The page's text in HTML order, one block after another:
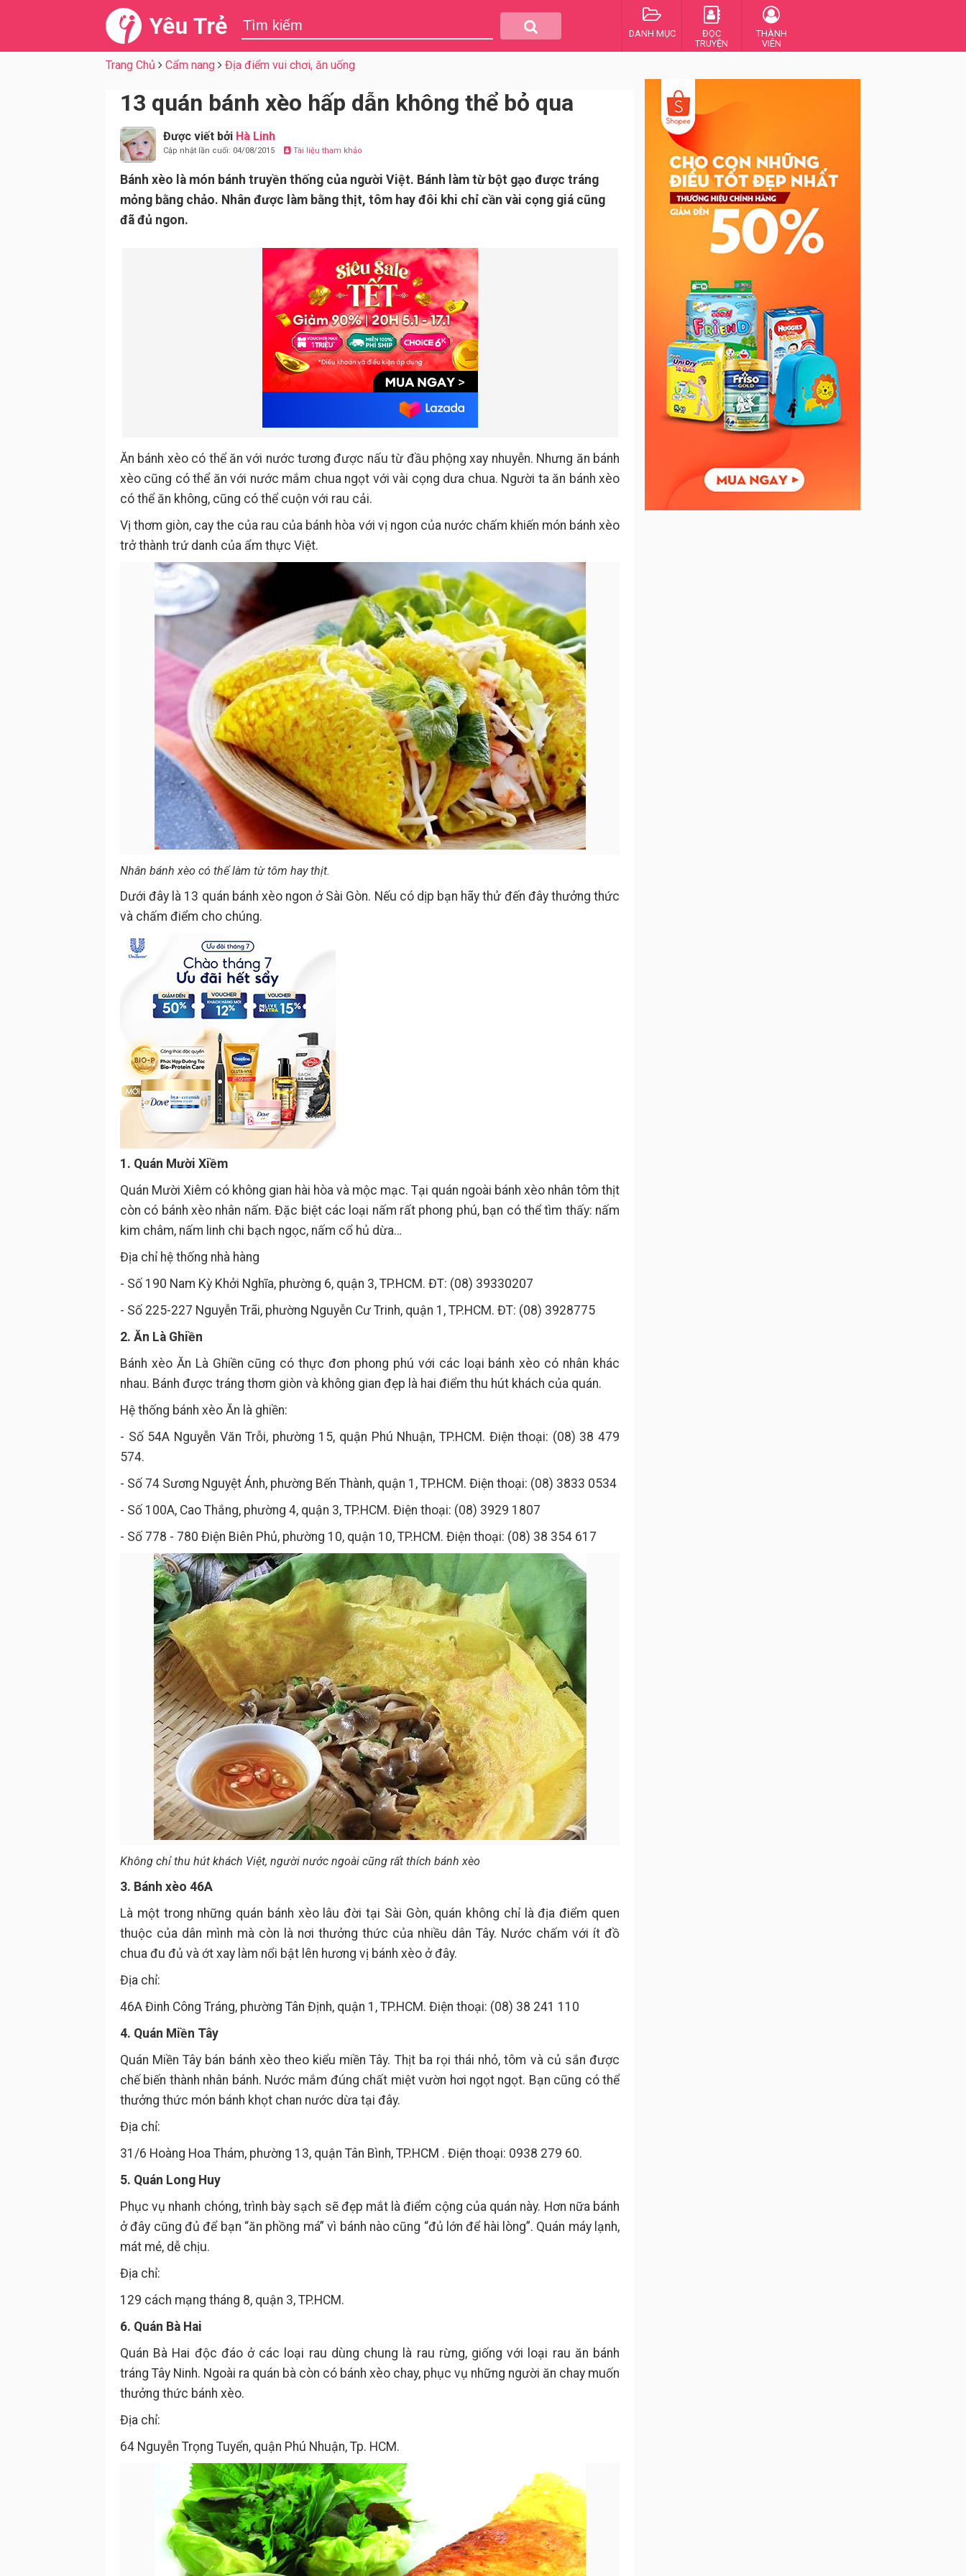
Yêu Trẻ DANH MỤC
ĐỌC
TRUYỆN
THÀNH
VIÊN
Trang Chủ Cẩm nang Địa điểm vui chơi, ăn uống
13 quán bánh xèo hấp dẫn không thể bỏ qua
Được viết bởi Hà Linh
Cập nhật lần cuối: 04/08/2015 Tài liệu tham khảo
Bánh xèo là món bánh truyền thống của người Việt. Bánh làm từ bột gạo được tráng
mỏng bằng chảo. Nhân được làm bằng thịt, tôm hay đôi khi chỉ cần vài cọng giá cũng
đã đủ ngon.
Ăn bánh xèo có thể ăn với nước tương được nấu từ đầu phộng xay nhuyễn. Nhưng ăn bánh
xèo cũng có thể ăn với nước mắm chua ngọt với vài cọng dưa chua. Người ta ăn bánh xèo
có thể ăn không, cũng có thể cuộn với rau cải.
Vị thơm giòn, cay the của rau của bánh hòa với vị ngon của nước chấm khiến món bánh xèo
trở thành trứ danh của ẩm thực Việt.
Nhân bánh xèo có thể làm từ tôm hay thịt.
Dưới đây là 13 quán bánh xèo ngon ở Sài Gòn. Nếu có dịp bạn hãy thử đến đây thưởng thức
và chấm điểm cho chúng.
1. Quán Mười Xiềm
Quán Mười Xiêm có không gian hài hòa và mộc mạc. Tại quán ngoài bánh xèo nhân tôm thịt
còn có bánh xèo nhân nấm. Đặc biệt các loại nấm rất phong phú, bạn có thể tìm thấy: nấm
kim châm, nấm linh chi bạch ngọc, nấm cổ hủ dừa…
Địa chỉ hệ thống nhà hàng
- Số 190 Nam Kỳ Khởi Nghĩa, phường 6, quận 3, TP.HCM. ĐT: (08) 39330207
- Số 225-227 Nguyễn Trãi, phường Nguyễn Cư Trinh, quận 1, TP.HCM. ĐT: (08) 3928775
2. Ăn Là Ghiền
Bánh xèo Ăn Là Ghiền cũng có thực đơn phong phú với các loại bánh xèo có nhân khác
nhau. Bánh được tráng thơm giòn và không gian đẹp là hai điểm thu hút khách của quán.
Hệ thống bánh xèo Ăn là ghiền:
- Số 54A Nguyễn Văn Trỗi, phường 15, quận Phú Nhuận, TP.HCM. Điện thoại: (08) 38 479
574.
- Số 74 Sương Nguyệt Ánh, phường Bến Thành, quận 1, TP.HCM. Điện thoại: (08) 3833 0534
- Số 100A, Cao Thắng, phường 4, quận 3, TP.HCM. Điện thoại: (08) 3929 1807
- Số 778 - 780 Điện Biên Phủ, phường 10, quận 10, TP.HCM. Điện thoại: (08) 38 354 617
Không chỉ thu hút khách Việt, người nước ngoài cũng rất thích bánh xèo
3. Bánh xèo 46A
Là một trong những quán bánh xèo lâu đời tại Sài Gòn, quán không chỉ là địa điểm quen
thuộc của dân mình mà còn là nơi thưởng thức của nhiều dân Tây. Nước chấm với ít đồ
chua đu đủ và ớt xay làm nổi bật lên hương vị bánh xèo ở đây.
Địa chỉ:
46A Đinh Công Tráng, phường Tân Định, quận 1, TP.HCM. Điện thoại: (08) 38 241 110
4. Quán Miền Tây
Quán Miền Tây bán bánh xèo theo kiểu miền Tây. Thịt ba rọi thái nhỏ, tôm và củ sắn được
chế biến thành nhân bánh. Nước mắm đúng chất miệt vườn hơi ngọt ngọt. Bạn cũng có thể
thưởng thức món bánh khọt chan nước dừa tại đây.
Địa chỉ:
31/6 Hoàng Hoa Thám, phường 13, quận Tân Bình, TP.HCM . Điện thoại: 0938 279 60.
5. Quán Long Huy
Phục vụ nhanh chóng, trình bày sạch sẽ đẹp mắt là điểm cộng của quán này. Hơn nữa bánh
ở đây cũng đủ để bạn “ăn phồng má” vì bánh nào cũng “đủ lớn để hài lòng”. Quán máy lạnh,
mát mẻ, dễ chịu.
Địa chỉ:
129 cách mạng tháng 8, quận 3, TP.HCM.
6. Quán Bà Hai
Quán Bà Hai độc đáo ở các loại rau dùng chung là rau rừng, giống với loại rau ăn bánh
tráng Tây Ninh. Ngoài ra quán bà còn có bánh xèo chay, phục vụ những người ăn chay muốn
thưởng thức bánh xèo.
Địa chỉ:
64 Nguyễn Trọng Tuyển, quận Phú Nhuận, Tp. HCM.